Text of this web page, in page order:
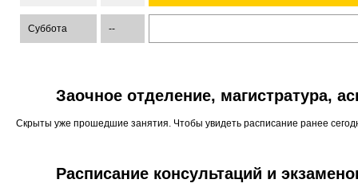
Суббота --
Заочное отделение, магистратура,
Скрыты уже прошедшие занятия. Чтобы увидеть расписание ранее
Расписание консультаций и